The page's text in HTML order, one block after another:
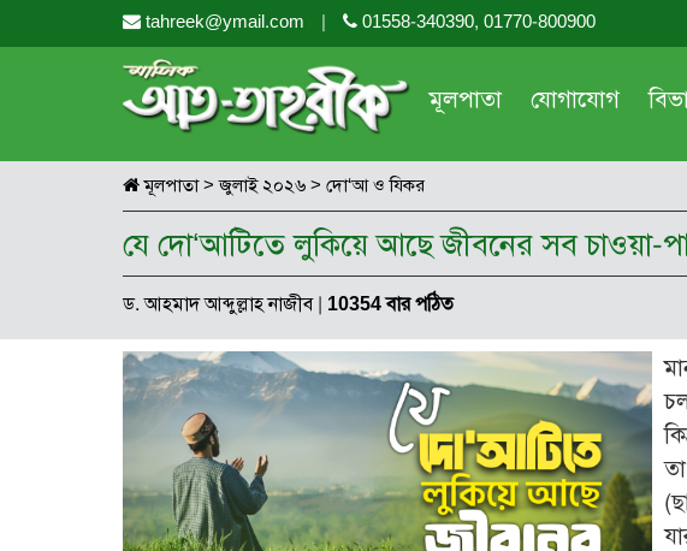
tahreek@ymail.com | 01558-340390, 01770-800900
মূলপাতা যোগাযোগ
আরও
মূলপাতা> জুলাই ২০২৬ > দো‘আ ও যিকর
যে দো‘আটিতে লুকিয়ে আছে জীবনের সব চাওয়া-
ড. আহমাদ আব্দুল্লাহ নাজীব| 10354 বার পঠিত